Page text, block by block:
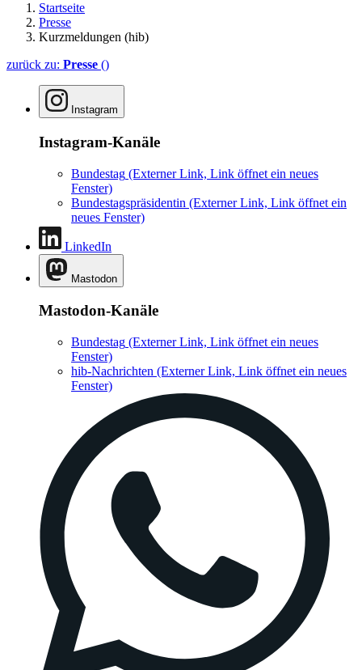
Startseite
Presse
Kurzmeldungen (hib)
zurück zu: Presse ()
Instagram
Instagram-Kanäle
Bundestag (Externer Link, Link öffnet ein neues
Fenster)
Bundestagspräsidentin (Externer Link, Link öffnet ein
neues Fenster)
LinkedIn
Mastodon
Mastodon-Kanäle
Bundestag (Externer Link, Link öffnet ein neues
Fenster)
hib-Nachrichten (Externer Link, Link öffnet ein neues
Fenster)